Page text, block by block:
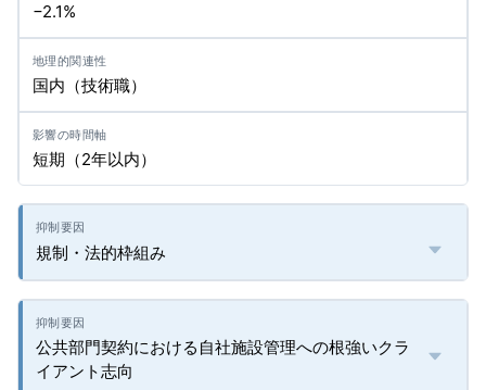
−2.1%
国内（技術職）
短期（2年以内）
規制・法的枠組み
公共部門契約における自社施設管理への根強いクラ
イアント志向